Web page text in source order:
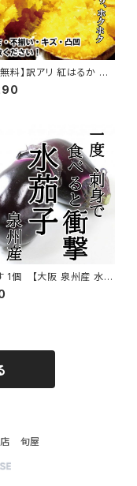
無料】訳アリ 紅はるか 約
1個 【大阪 泉州産 水茄
】
店 旬屋